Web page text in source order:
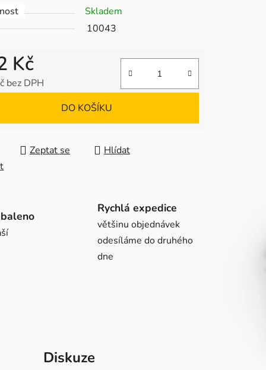
Skladem
10043
Kč
bez DPH
DO KOŠÍKU
Zeptat se
Hlídat
Rychlá expedice
většinu objednávek
odesíláme do druhého
dne
Diskuze